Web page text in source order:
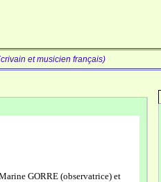
et musicien français)
GORRE (observatrice) et